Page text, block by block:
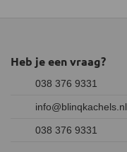
Heb je een vraag?
038 376 9331
info@blinqkachels.nl
038 376 9331